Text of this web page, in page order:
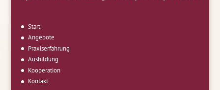
Start
Angebote
Praxiserfahrung
Ausbildung
Kooperation
Kontakt